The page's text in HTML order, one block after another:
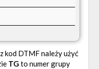
kod DTMF należy użyć
TG to numer grupy